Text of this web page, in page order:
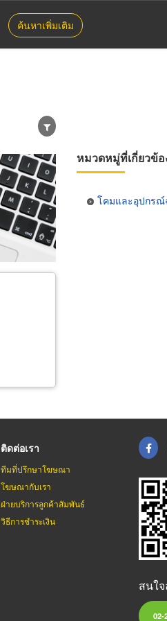
ค้นหาเพิ่มเติม
หมวดหมู่ที่เกี่ยวข้อ
โคมและอุปกรณ์
ติดต่อเรา
ทีมที่ปรึกษาโฆษณา
โฆษณากับเรา
ฝ่ายบริการลูกค้าสัมพันธ์
วิธีการชำระเงิน
สนใ
02-